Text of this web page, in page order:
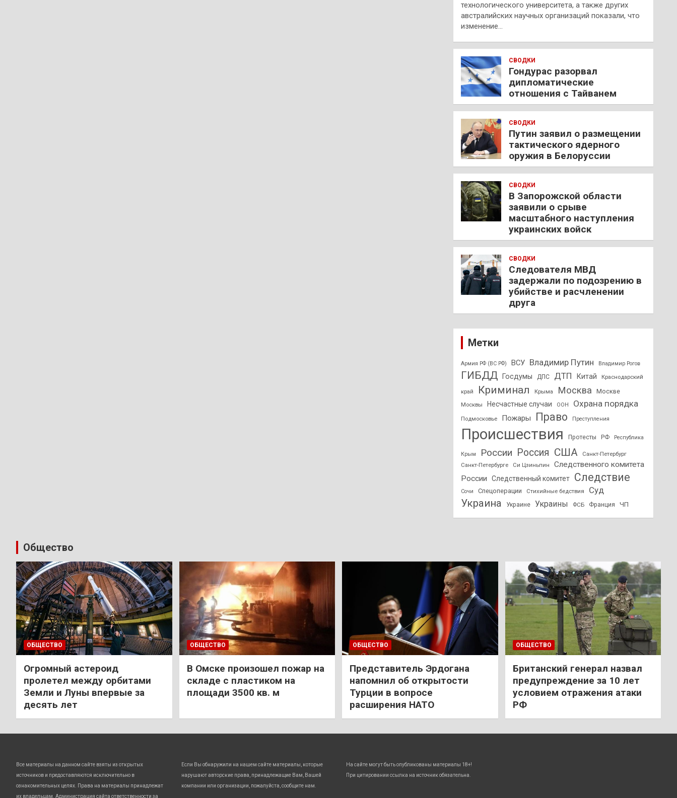
технологического университета, а также других
австралийских научных организаций показали, что
изменение…
СВОДКИ
Гондурас разорвал
дипломатические
отношения с Тайванем
СВОДКИ
Путин заявил о размещении
тактического ядерного
оружия в Белоруссии
СВОДКИ
В Запорожской области
заявили о срыве
масштабного наступления
украинских войск
СВОДКИ
Следователя МВД
задержали по подозрению в
убийстве и расчленении
друга
Метки
Армия РФ (ВС РФ) ВСУ Владимир Путин Владимир Рогов
ГИБДД Госдумы ДПС ДТП Китай Краснодарский
край Криминал Крыма Москва Москве
Москвы Несчастные случаи ООН Охрана порядка
Подмосковье Пожары Право Преступления
Происшествия Протесты РФ Республика
Крым России Россия США
Санкт-Петербург
Санкт-Петербурге
Си Цзиньпин
Следственного комитета
России
Следственный комитет Следствие
Сочи Спецоперации Стихийные бедствия Суд
Украина Украине Украины ФСБ Франция ЧП
Общество
ОБЩЕСТВО
Огромный астероид
пролетел между орбитами
Земли и Луны впервые за
десять лет
ОБЩЕСТВО
В Омске произошел пожар на
складе с пластиком на
площади 3500 кв. м
ОБЩЕСТВО
Представитель Эрдогана
напомнил об открытости
Турции в вопросе
расширения НАТО
ОБЩЕСТВО
Британский генерал назвал
предупреждение за 10 лет
условием отражения атаки
РФ
Все материалы на данном сайте взяты из открытых
источников и предоставляются исключительно в
ознакомительных целях. Права на материалы принадлежат
их владельцам. Администрация сайта ответственности за
Если Вы обнаружили на нашем сайте материалы, которые
нарушают авторские права, принадлежащие Вам, Вашей
компании или организации, пожалуйста, сообщите нам.
На сайте могут быть опубликованы материалы 18+!
При цитировании ссылка на источник обязательна.